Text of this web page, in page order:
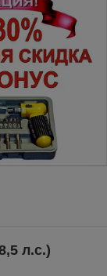
л.с.)